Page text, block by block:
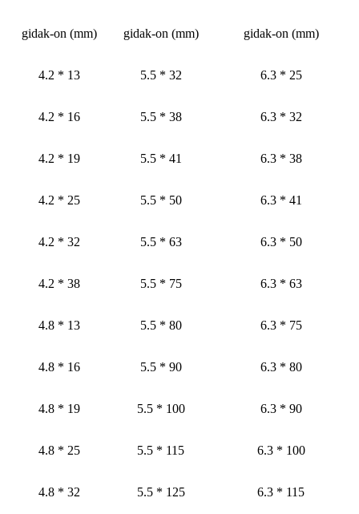
gidak-on (mm) gidak-on (mm) gidak-on (mm)
4.2 * 13 5.5 * 32 6.3 * 25
4.2 * 16 5.5 * 38 6.3 * 32
4.2 * 19 5.5 * 41 6.3 * 38
4.2 * 25 5.5 * 50 6.3 * 41
4.2 * 32 5.5 * 63 6.3 * 50
4.2 * 38 5.5 * 75 6.3 * 63
4.8 * 13 5.5 * 80 6.3 * 75
4.8 * 16 5.5 * 90 6.3 * 80
4.8 * 19 5.5 * 100 6.3 * 90
4.8 * 25 5.5 * 115 6.3 * 100
4.8 * 32 5.5 * 125 6.3 * 115